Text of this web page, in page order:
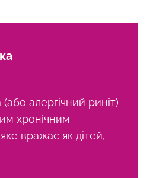
алергічний риніт)
хронічним
вражає як дітей,